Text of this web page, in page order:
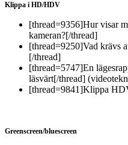
Klippa i HD/HDV
[thread=9356]Hur visar
kameran?[/thread]
[thread=9250]Vad krävs
[/thread]
[thread=5747]En
läsvärt[/thread]
[thread=9841]Klippa
Greenscreen/bluescreen